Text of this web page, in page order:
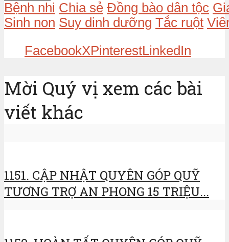
Bệnh nhi Chia sẻ Đồng bào dân tộc
Sinh non Suy dinh dưỡng Tắc ruột
FacebookXPinterestLinkedIn
Mời Quý vị xem các bài
viết khác
1151. CẬP NHẬT QUYÊN GÓP QUỸ
TƯƠNG TRỢ AN PHONG 15 TRIỆU...